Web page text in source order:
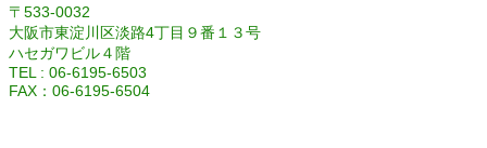
〒533-0032
大阪市東淀川区淡路4丁目９番１３号
ハセガワビル４階
TEL : 06-6195-6503
FAX：06-6195-6504